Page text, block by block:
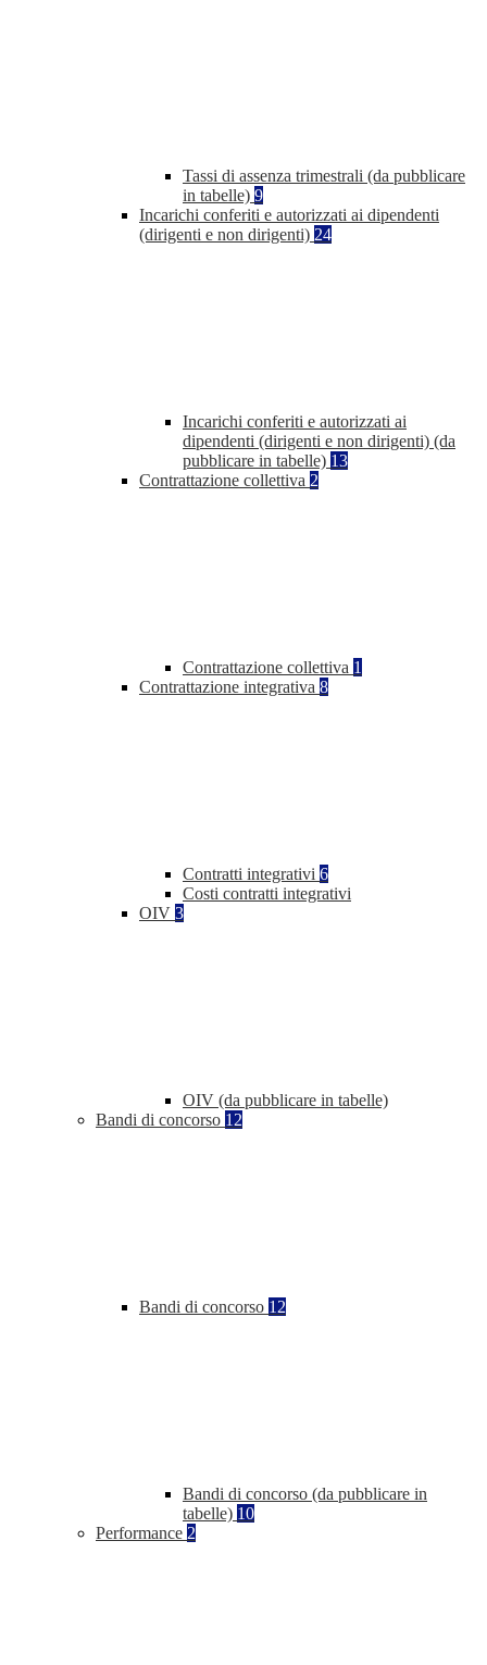
Tassi di assenza trimestrali (da pubblicare
in tabelle) 9
Incarichi conferiti e autorizzati ai dipendenti
(dirigenti e non dirigenti) 24
Incarichi conferiti e autorizzati ai
dipendenti (dirigenti e non dirigenti) (da
pubblicare in tabelle) 13
Contrattazione collettiva 2
Contrattazione collettiva 1
Contrattazione integrativa 8
Contratti integrativi 6
Costi contratti integrativi
OIV 3
OIV (da pubblicare in tabelle)
Bandi di concorso 12
Bandi di concorso 12
Bandi di concorso (da pubblicare in
tabelle) 10
Performance 2